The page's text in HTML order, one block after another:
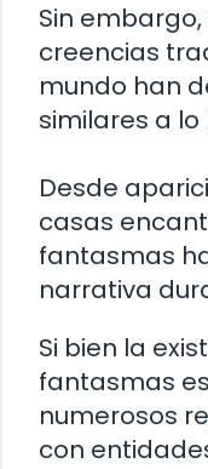
Sin
creencias
mundo han
similares a
Desde
casas
fantasmas
narrativa
Si bien la
fantasmas
numerosos
con